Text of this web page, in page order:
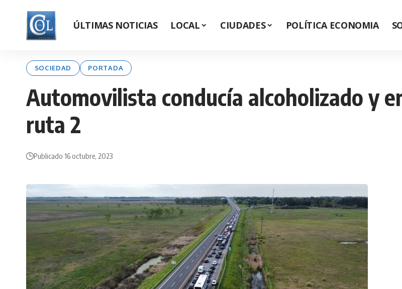
ÚLTIMAS NOTICIAS LOCAL CIUDADES POLÍTICA ECONOMIA
SOCIEDAD PORTADA
Automovilista conducía alcoholizado y
ruta 2
Publicado 16 octubre, 2023